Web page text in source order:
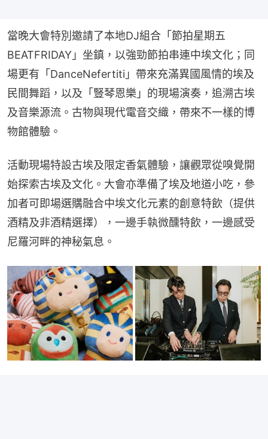
當晚大會特別邀請了本地DJ組合「節拍星期五
BEATFRIDAY」坐鎮，以強勁節拍串連中埃文化；同
場更有「DanceNefertiti」帶來充滿異國風情的埃及
民間舞蹈，以及「豎琴恩樂」的現場演奏，追溯古埃
及音樂源流。古物與現代電音交織，帶來不一樣的博
物館體驗。
活動現場特設古埃及限定香氣體驗，讓觀眾從嗅覺開
始探索古埃及文化。大會亦準備了埃及地道小吃，參
加者可即場選購融合中埃文化元素的創意特飲（提供
酒精及非酒精選擇），一邊手執微醺特飲，一邊感受
尼羅河畔的神秘氣息。